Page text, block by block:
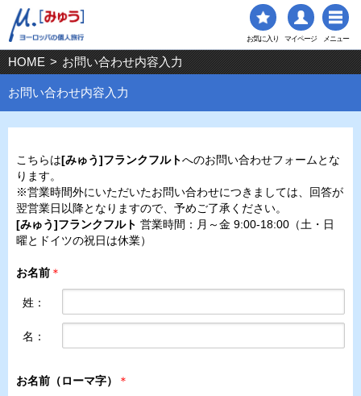
お気に入り マイページ メニュー
HOME > お問い合わせ内容入力
お問い合わせ内容入力
こちらは[みゅう]フランクフルトへのお問い合わせフォームとな
ります。
※営業時間外にいただいたお問い合わせにつきましては、回答が
翌営業日以降となりますので、予めご了承ください。
[みゅう]フランクフルト 営業時間：月～金 9:00-18:00（土・日
曜とドイツの祝日は休業）
お名前 ＊
姓：
名：
お名前（ローマ字） ＊